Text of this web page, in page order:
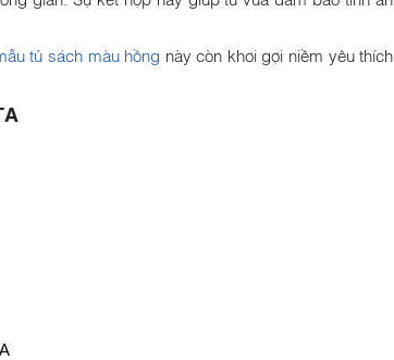
tủ sách màu hồng này còn khơi gợi niềm yêu thích